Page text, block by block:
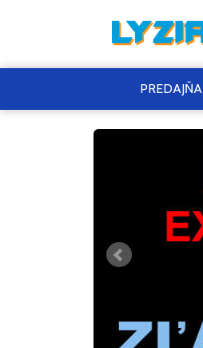
PREDAJŇA